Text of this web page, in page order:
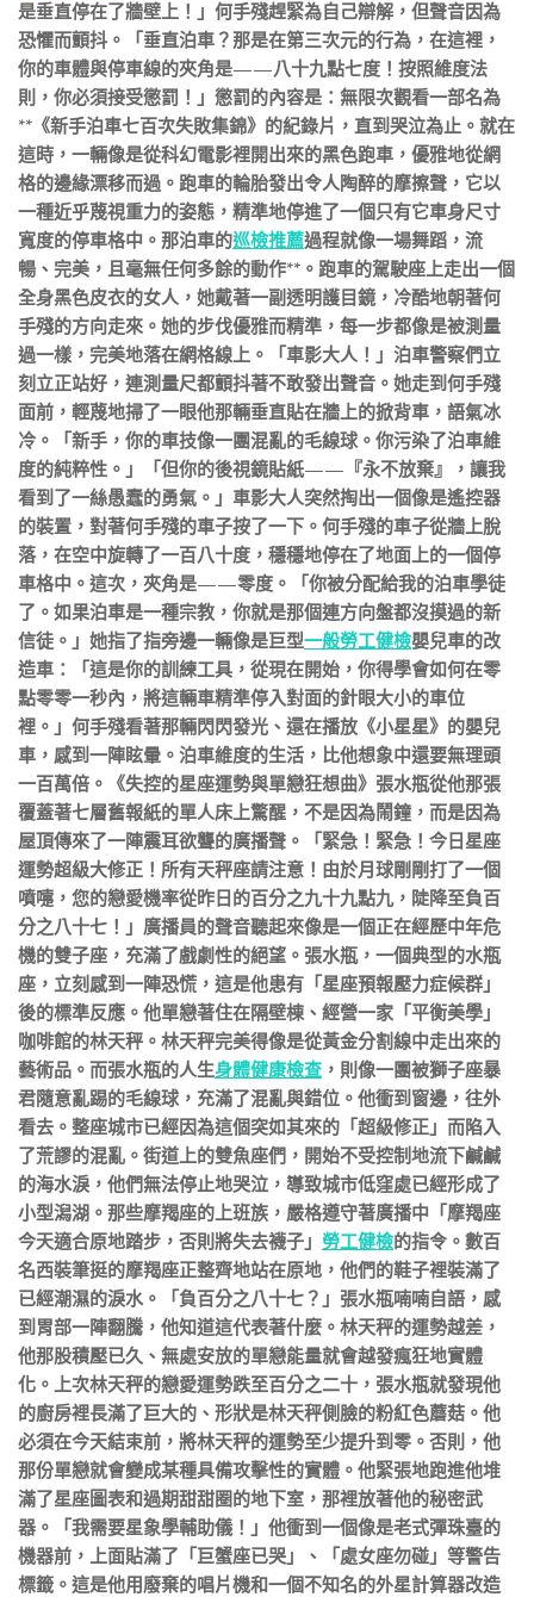
是垂直停在了牆壁上！」何手殘趕緊為自己辯解，但聲音因為
恐懼而顫抖。「垂直泊車？那是在第三次元的行為，在這裡，
你的車體與停車線的夾角是——八十九點七度！按照維度法
則，你必須接受懲罰！」懲罰的內容是：無限次觀看一部名為
**《新手泊車七百次失敗集錦》的紀錄片，直到哭泣為止。就在
這時，一輛像是從科幻電影裡開出來的黑色跑車，優雅地從網
格的邊緣漂移而過。跑車的輪胎發出令人陶醉的摩擦聲，它以
一種近乎蔑視重力的姿態，精準地停進了一個只有它車身尺寸
寬度的停車格中。那泊車的巡檢推薦過程就像一場舞蹈，流
暢、完美，且毫無任何多餘的動作**。跑車的駕駛座上走出一個
全身黑色皮衣的女人，她戴著一副透明護目鏡，冷酷地朝著何
手殘的方向走來。她的步伐優雅而精準，每一步都像是被測量
過一樣，完美地落在網格線上。「車影大人！」泊車警察們立
刻立正站好，連測量尺都顫抖著不敢發出聲音。她走到何手殘
面前，輕蔑地掃了一眼他那輛垂直貼在牆上的掀背車，語氣冰
冷。「新手，你的車技像一團混亂的毛線球。你污染了泊車維
度的純粹性。」「但你的後視鏡貼紙——『永不放棄』，讓我
看到了一絲愚蠢的勇氣。」車影大人突然掏出一個像是遙控器
的裝置，對著何手殘的車子按了一下。何手殘的車子從牆上脫
落，在空中旋轉了一百八十度，穩穩地停在了地面上的一個停
車格中。這次，夾角是——零度。「你被分配給我的泊車學徒
了。如果泊車是一種宗教，你就是那個連方向盤都沒摸過的新
信徒。」她指了指旁邊一輛像是巨型一般勞工健檢嬰兒車的改
造車：「這是你的訓練工具，從現在開始，你得學會如何在零
點零零一秒內，將這輛車精準停入對面的針眼大小的車位
裡。」何手殘看著那輛閃閃發光、還在播放《小星星》的嬰兒
車，感到一陣眩暈。泊車維度的生活，比他想象中還要無理頭
一百萬倍。《失控的星座運勢與單戀狂想曲》張水瓶從他那張
覆蓋著七層舊報紙的單人床上驚醒，不是因為鬧鐘，而是因為
屋頂傳來了一陣震耳欲聾的廣播聲。「緊急！緊急！今日星座
運勢超級大修正！所有天秤座請注意！由於月球剛剛打了一個
噴嚏，您的戀愛機率從昨日的百分之九十九點九，陡降至負百
分之八十七！」廣播員的聲音聽起來像是一個正在經歷中年危
機的雙子座，充滿了戲劇性的絕望。張水瓶，一個典型的水瓶
座，立刻感到一陣恐慌，這是他患有「星座預報壓力症候群」
後的標準反應。他單戀著住在隔壁棟、經營一家「平衡美學」
咖啡館的林天秤。林天秤完美得像是從黃金分割線中走出來的
藝術品。而張水瓶的人生身體健康檢查 ，則像一團被獅子座暴
君隨意亂踢的毛線球，充滿了混亂與錯位。他衝到窗邊，往外
看去。整座城市已經因為這個突如其來的「超級修正」而陷入
了荒謬的混亂。街道上的雙魚座們，開始不受控制地流下鹹鹹
的海水淚，他們無法停止地哭泣，導致城市低窪處已經形成了
小型潟湖。那些摩羯座的上班族，嚴格遵守著廣播中「摩羯座
今天適合原地踏步，否則將失去襪子」 勞工健檢的指令。數百
名西裝筆挺的摩羯座正整齊地站在原地，他們的鞋子裡裝滿了
已經潮濕的淚水。「負百分之八十七？」張水瓶喃喃自語，感
到胃部一陣翻騰，他知道這代表著什麼。林天秤的運勢越差，
他那股積壓已久、無處安放的單戀能量就會越發瘋狂地實體
化。上次林天秤的戀愛運勢跌至百分之二十，張水瓶就發現他
的廚房裡長滿了巨大的、形狀是林天秤側臉的粉紅色蘑菇。他
必須在今天結束前，將林天秤的運勢至少提升到零。否則，他
那份單戀就會變成某種具備攻擊性的實體。他緊張地跑進他堆
滿了星座圖表和過期甜甜圈的地下室，那裡放著他的秘密武
器。「我需要星象學輔助儀！」他衝到一個像是老式彈珠臺的
機器前，上面貼滿了「巨蟹座已哭」、「處女座勿碰」等警告
標籤。這是他用廢棄的唱片機和一個不知名的外星計算器改造